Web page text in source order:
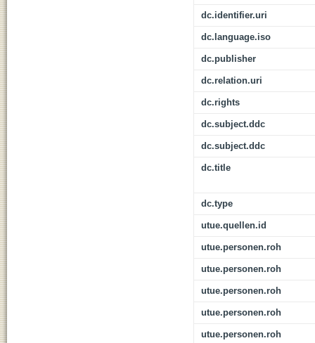
dc.identifier.uri
dc.language.iso
dc.publisher
dc.relation.uri
dc.rights
dc.subject.ddc
dc.subject.ddc
dc.title
dc.type
utue.quellen.id
utue.personen.roh
utue.personen.roh
utue.personen.roh
utue.personen.roh
utue.personen.roh